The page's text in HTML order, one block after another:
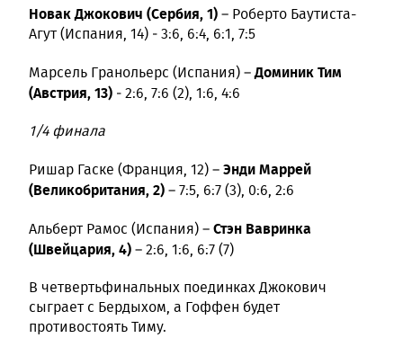
Новак Джокович (Сербия, 1)– Роберто Баутиста-
Агут (Испания, 14) ‒ 3:6, 6:4, 6:1, 7:5
Марсель Гранольерс (Испания) –Доминик Тим
(Австрия, 13) ‒ 2:6, 7:6 (2), 1:6, 4:6
1/4 финала
Ришар Гаске (Франция, 12) –Энди Маррей
(Великобритания, 2)– 7:5, 6:7 (3), 0:6, 2:6
Альберт Рамос (Испания) –Стэн Вавринка
(Швейцария, 4)– 2:6, 1:6, 6:7 (7)
В четвертьфинальных поединках Джокович
сыграет с Бердыхом, а Гоффен будет
противостоять Тиму.